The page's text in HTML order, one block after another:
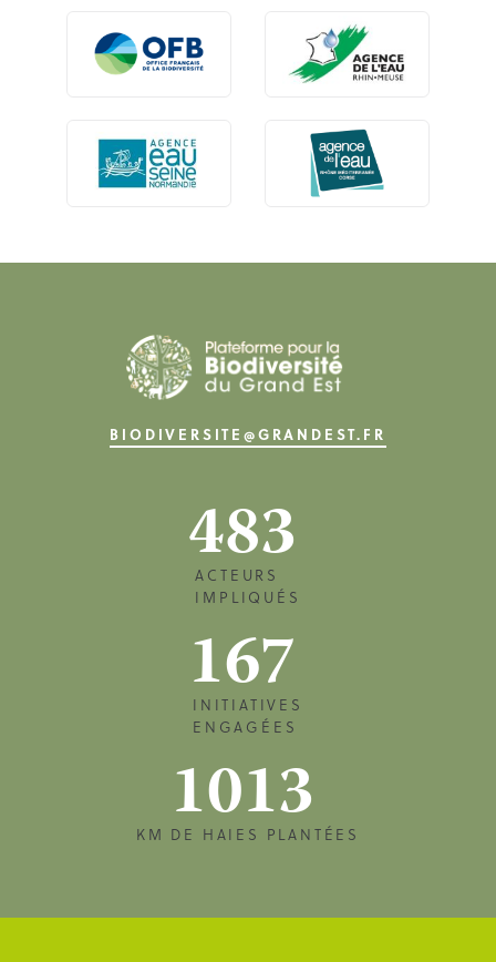
BIODIVERSITE@GRANDEST.FR
483
ACTEURS
IMPLIQUÉS
167
INITIATIVES
ENGAGÉES
1013
KM DE HAIES PLANTÉES